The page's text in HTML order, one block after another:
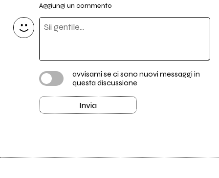
Aggiungi un commento
avvisami se ci sono nuovi messaggi in
questa discussione
Invia